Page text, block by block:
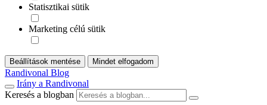
Statisztikai sütik
Marketing célú sütik
Beállítások mentése Mindet elfogadom
Randivonal Blog
Irány a Randivonal
Keresés a blogban